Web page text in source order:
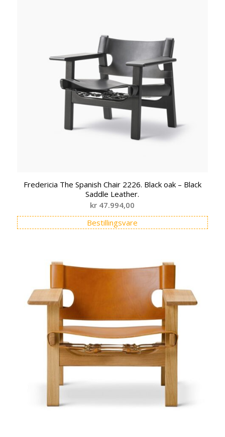
Fredericia The Spanish Chair 2226. Black oak – Black
Saddle Leather.
kr 47.994,00
Bestillingsvare